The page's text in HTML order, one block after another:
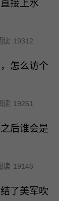
接上水
读 19312
怎么访个
读 19261
后谁会是
读 19146
了美军吹